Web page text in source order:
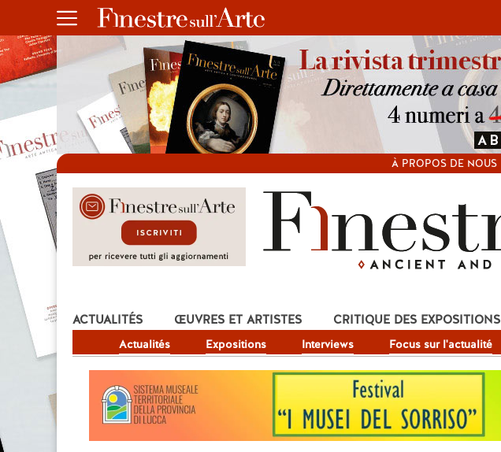
À PROPOS DE NOUS
ACTUALITÉS
Actualités Expositions Interviews Focus sur l'actualité
ŒUVRES ET ARTISTES CRITIQUE DES EXPOSITIONS